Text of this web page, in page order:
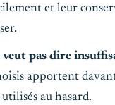
et leur
pas dire
apportent
au hasard.